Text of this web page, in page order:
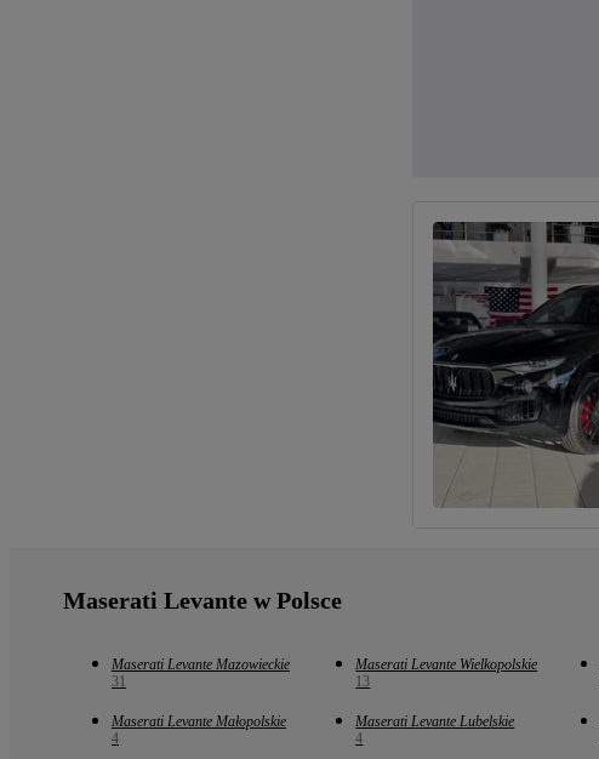
Maserati Levante w Polsce
Maserati Levante Mazowieckie
31
Maserati Levante Wielkopolskie
13
Maserati Levante Małopolskie
4
Maserati Levante Lubelskie
4